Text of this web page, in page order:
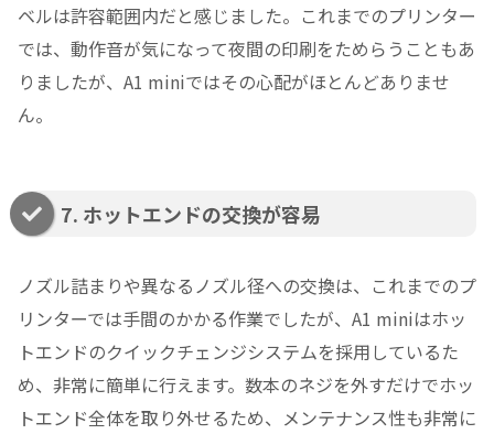
ベルは許容範囲内だと感じました。これまでのプリンター
では、動作音が気になって夜間の印刷をためらうこともあ
りましたが、A1 miniではその心配がほとんどありませ
ん。
7. ホットエンドの交換が容易
ノズル詰まりや異なるノズル径への交換は、これまでのプ
リンターでは手間のかかる作業でしたが、A1 miniはホッ
トエンドのクイックチェンジシステムを採用しているた
め、非常に簡単に行えます。数本のネジを外すだけでホッ
トエンド全体を取り外せるため、メンテナンス性も非常に